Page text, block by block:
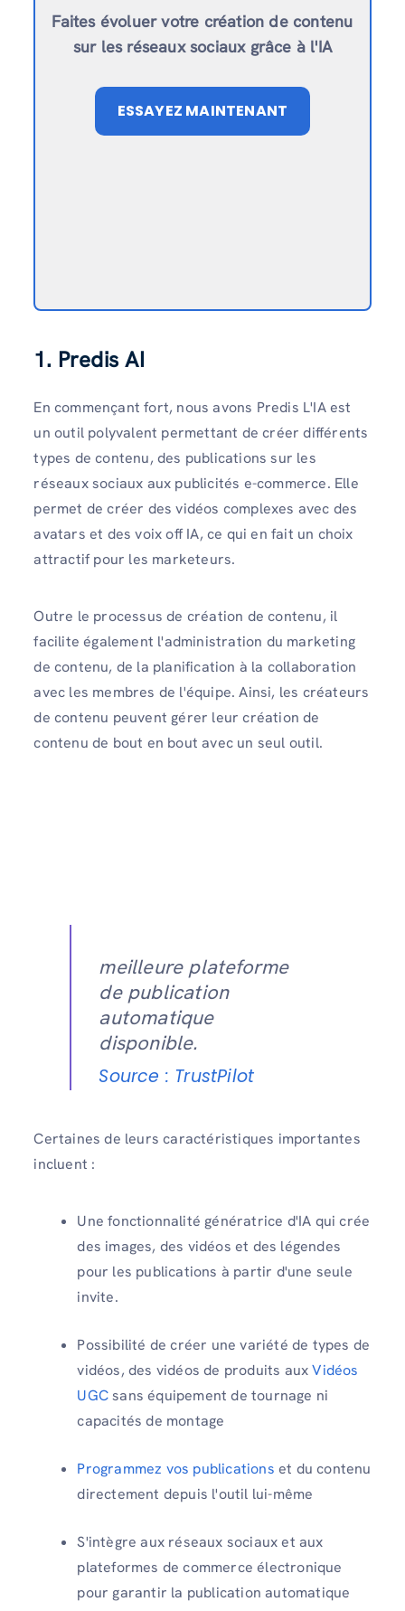
Faites évoluer votre création de contenu
sur les réseaux sociaux grâce à l'IA
ESSAYEZ MAINTENANT
1. Predis AI
En commençant fort, nous avons Predis L'IA est
un outil polyvalent permettant de créer différents
types de contenu, des publications sur les
réseaux sociaux aux publicités e-commerce. Elle
permet de créer des vidéos complexes avec des
avatars et des voix off IA, ce qui en fait un choix
attractif pour les marketeurs.
Outre le processus de création de contenu, il
facilite également l'administration du marketing
de contenu, de la planification à la collaboration
avec les membres de l'équipe. Ainsi, les créateurs
de contenu peuvent gérer leur création de
contenu de bout en bout avec un seul outil.
meilleure plateforme
de publication
automatique
disponible.
Source : TrustPilot
Certaines de leurs caractéristiques importantes
incluent :
Une fonctionnalité génératrice d'IA qui crée
des images, des vidéos et des légendes
pour les publications à partir d'une seule
invite.
Possibilité de créer une variété de types de
vidéos, des vidéos de produits auxVidéos
UGCsans équipement de tournage ni
capacités de montage
Programmez vos publications et du contenu
directement depuis l'outil lui-même
S'intègre aux réseaux sociaux et aux
plateformes de commerce électronique
pour garantir la publication automatique